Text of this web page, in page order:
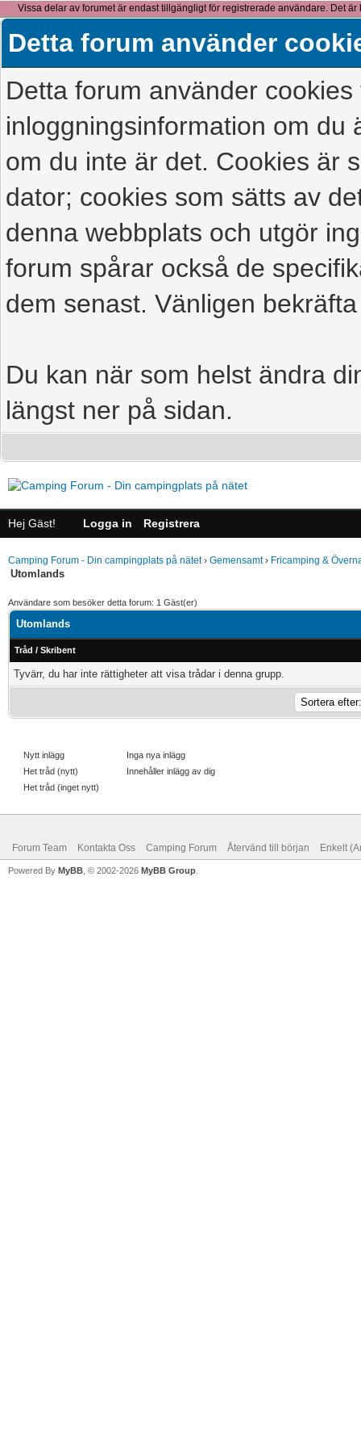
Vissa delar av forumet är endast tillgängligt för registrerade användare. Det
detta meddelande.
Detta forum använder
Detta forum använder
inloggningsinformation om du
om du inte är det. Cookies är
dator; cookies som sätts av
denna webbplats och utgör
forum spårar också de
dem senast. Vänligen
Du kan när som helst ändra
längst ner på sidan.
Hej Gäst! Logga in Registrera
Camping Forum - Din campingplats på nätet› Gemensamt› Fricamping &
Utomlands
Användare som besöker detta forum: 1 Gäst(er)
Utomlands
Tråd / Skribent
Tyvärr, du har inte rättigheter att visa trådar i denna grupp.
Nytt inlägg
Het tråd (nytt)
Het tråd (inget nytt)
Inga nya inlägg
Innehåller inlägg av dig
Forum Team Kontakta Oss Camping Forum Återvänd till början Enkelt
Powered By MyBB , © 2002-2026 MyBB Group